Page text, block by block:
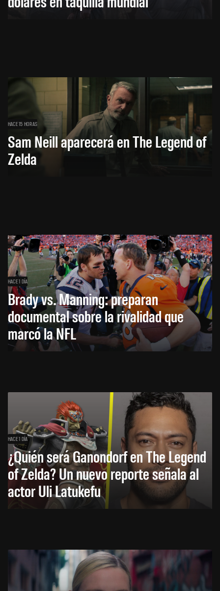
HACE 15 HORAS
Sam Neill aparecerá en The Legend of
Zelda
HACE 1 DÍA
Brady vs. Manning: preparan
documental sobre la rivalidad que
marcó la NFL
HACE 1 DÍA
¿Quién será Ganondorf en The Legend
of Zelda? Un nuevo reporte señala al
actor Uli Latukefu